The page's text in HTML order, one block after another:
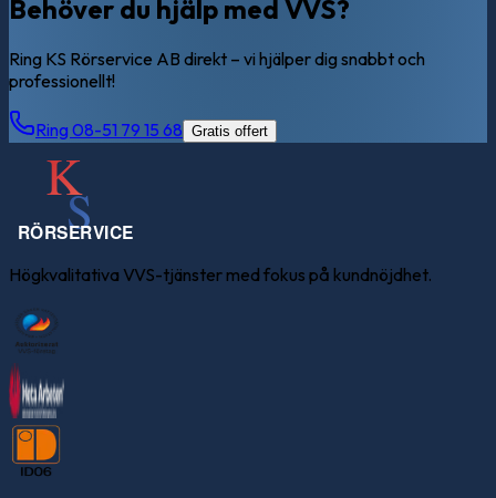
Behöver du hjälp med VVS?
Ring KS Rörservice AB direkt – vi hjälper dig snabbt och
professionellt!
Ring 08-51 79 15 68 Gratis offert
Högkvalitativa VVS-tjänster med fokus på kundnöjdhet.